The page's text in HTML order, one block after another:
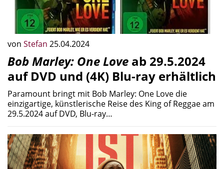
von Stefan 25.04.2024
Bob Marley: One Love ab 29.5.2024
auf DVD und (4K) Blu-ray erhältlich
Paramount bringt mit Bob Marley: One Love die
einzigartige, künstlerische Reise des King of Reggae am
29.5.2024 auf DVD, Blu-ray…